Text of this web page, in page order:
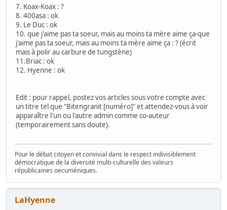
7. Koax-Koax : ?
8. 400asa : ok
9. Le Duc : ok
10. que j'aime pas ta soeur, mais au moins ta mère aime ça-que
j'aime pas ta soeur, mais au moins ta mère aime ça : ? (écrit
mais à polir au carbure de tungstène)
11.Briac : ok
12. Hyenne : ok
Edit : pour rappel, postez vos articles sous votre compte avec
un titre tel que "Bitengranit [numéro]" et attendez-vous à voir
apparaître l'un ou l'autre admin comme co-auteur
(temporairement sans doute).
Pour le débat citoyen et convivial dans le respect indivisiblement
démocratique de la diversité multi-culturelle des valeurs
républicaines oecuméniques.
LaHyenne